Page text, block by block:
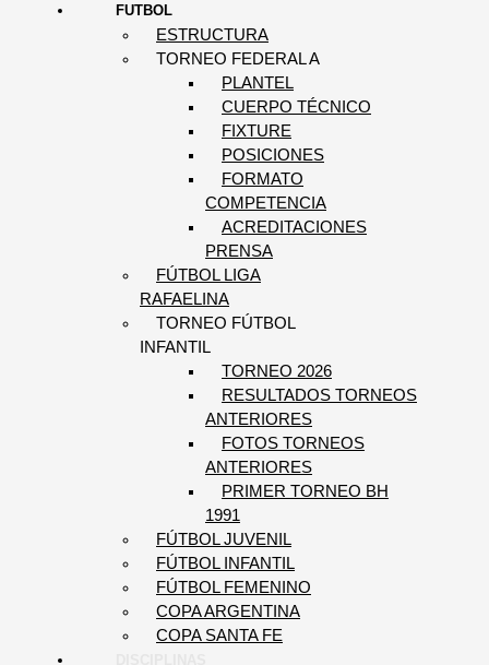
FUTBOL
ESTRUCTURA
TORNEO FEDERAL A
PLANTEL
CUERPO TÉCNICO
FIXTURE
POSICIONES
FORMATO
COMPETENCIA
ACREDITACIONES
PRENSA
FÚTBOL LIGA
RAFAELINA
TORNEO FÚTBOL
INFANTIL
TORNEO 2026
RESULTADOS TORNEOS
ANTERIORES
FOTOS TORNEOS
ANTERIORES
PRIMER TORNEO BH
1991
FÚTBOL JUVENIL
FÚTBOL INFANTIL
FÚTBOL FEMENINO
COPA ARGENTINA
COPA SANTA FE